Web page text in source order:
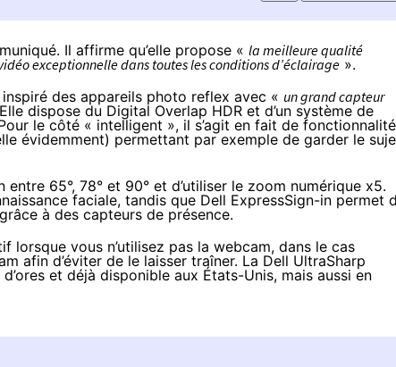
. Il affirme qu’elle propose « la meilleure qualité
exceptionnelle dans toutes les conditions d’éclairage ».
des appareils photo reflex avec « un grand capteur
dispose du Digital Overlap HDR et d’un système de
le côté « intelligent », il s’agit en fait de
évidemment) permettant par exemple de garder le
65°, 78° et 90° et d’utiliser le zoom numérique x5.
faciale, tandis que Dell ExpressSign-in permet
à des capteurs de présence.
lorsque vous n’utilisez pas la webcam, dans le cas
afin d’éviter de le laisser traîner. La Dell UltraSharp
d’ores et déjà disponible aux États-Unis, mais aussi en